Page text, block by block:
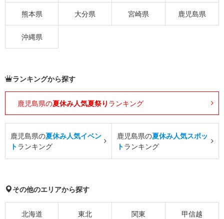
熊本県 大分県 宮崎県 鹿児島県
沖縄県
ランキングから探す
鹿児島県の夏休み人気夏祭り ランキング
鹿児島県の夏休み人気イベン
トランキング
鹿児島県の夏休み人気スポッ
トランキング
その他のエリアから探す
北海道 東北 関東 甲信越